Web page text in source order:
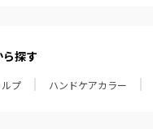
探す
プ ハンドケアカラー